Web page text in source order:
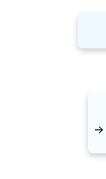
→